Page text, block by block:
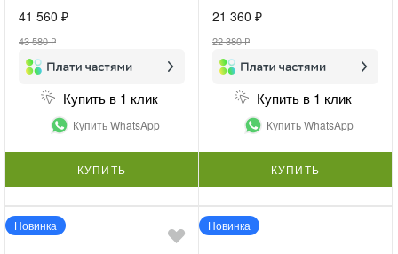
41 560 ₽
43 580 ₽
Купить в 1 клик
Купить WhatsApp
КУПИТЬ
21 360 ₽
22 380 ₽
Купить в 1 клик
Купить WhatsApp
КУПИТЬ
Новинка Новинка